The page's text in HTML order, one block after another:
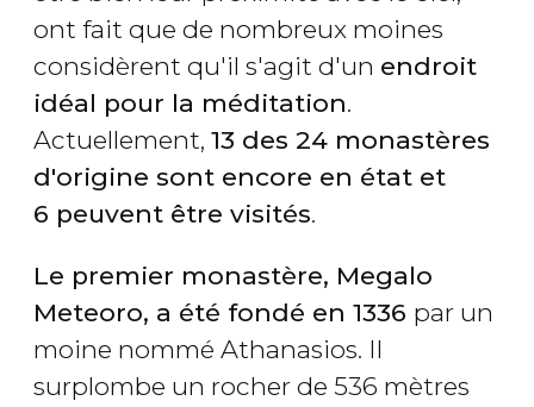
ont fait que de nombreux moines
considèrent qu'il s'agit d'un endroit
idéal pour la méditation.
Actuellement, 13 des 24 monastères
d'origine sont encore en état et
6 peuvent être visités.
Le premier monastère, Megalo
Meteoro, a été fondé en 1336 par un
moine nommé Athanasios. Il
surplombe un rocher de 536 mètres